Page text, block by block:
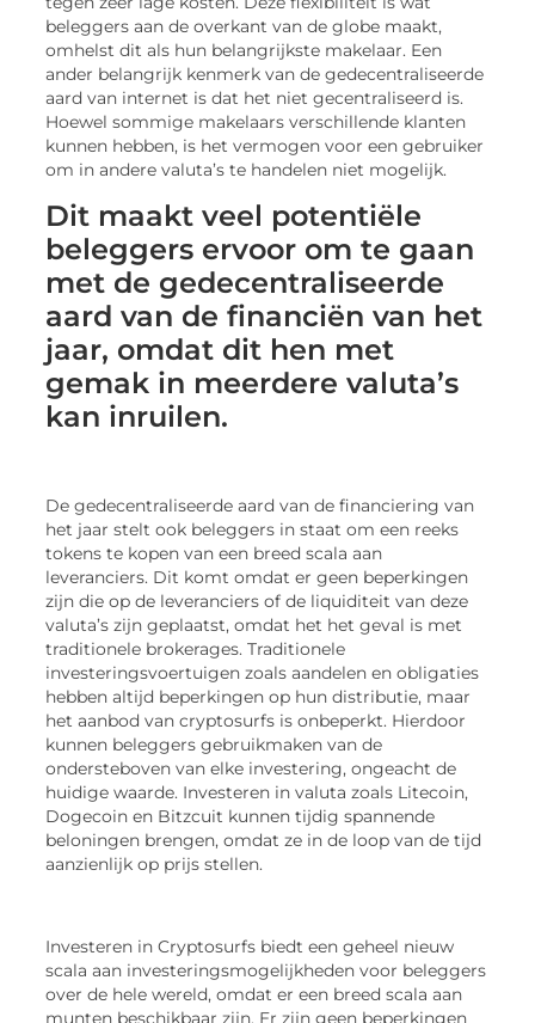
beleggers aan de overkant van de globe maakt,
omhelst dit als hun belangrijkste makelaar. Een
ander belangrijk kenmerk van de gedecentraliseerde
aard van internet is dat het niet gecentraliseerd is.
Hoewel sommige makelaars verschillende klanten
kunnen hebben, is het vermogen voor een gebruiker
om in andere valuta’s te handelen niet mogelijk.
Dit maakt veel potentiële
beleggers ervoor om te gaan
met de gedecentraliseerde
aard van de financiën van het
jaar, omdat dit hen met
gemak in meerdere valuta’s
kan inruilen.
De gedecentraliseerde aard van de financiering van
het jaar stelt ook beleggers in staat om een reeks
tokens te kopen van een breed scala aan
leveranciers. Dit komt omdat er geen beperkingen
zijn die op de leveranciers of de liquiditeit van deze
valuta’s zijn geplaatst, omdat het het geval is met
traditionele brokerages. Traditionele
investeringsvoertuigen zoals aandelen en obligaties
hebben altijd beperkingen op hun distributie, maar
het aanbod van cryptosurfs is onbeperkt. Hierdoor
kunnen beleggers gebruikmaken van de
ondersteboven van elke investering, ongeacht de
huidige waarde. Investeren in valuta zoals Litecoin,
Dogecoin en Bitzcuit kunnen tijdig spannende
beloningen brengen, omdat ze in de loop van de tijd
aanzienlijk op prijs stellen.
Investeren in Cryptosurfs biedt een geheel nieuw
scala aan investeringsmogelijkheden voor beleggers
over de hele wereld, omdat er een breed scala aan
munten beschikbaar zijn. Er zijn geen beperkingen